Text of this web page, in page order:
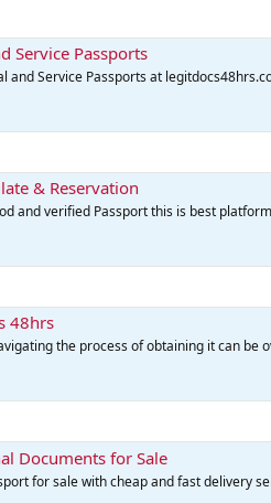
Service Passports
and Service Passports at
& Reservation
and verified Passport this is best
48hrs
the process of obtaining it can be
Documents for Sale
for sale with cheap and fast delivery